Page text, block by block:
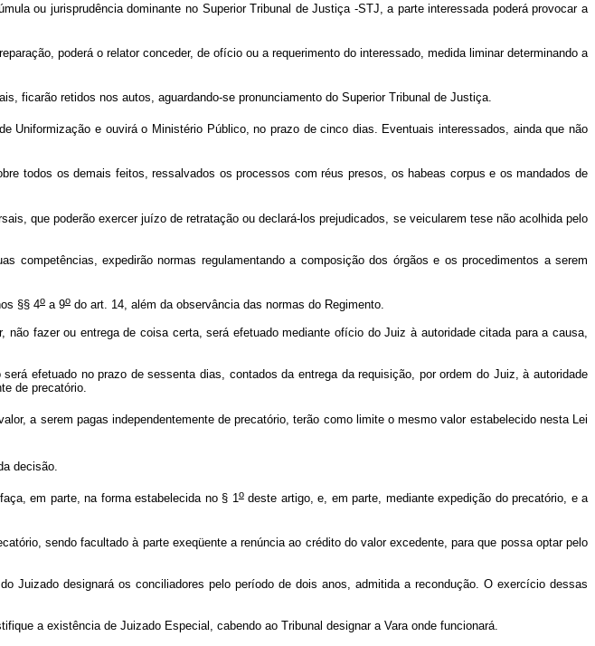
ou jurisprudência dominante no Superior Tribunal de Justiça -STJ, a parte interessada poderá provocar a
poderá o relator conceder, de ofício ou a requerimento do interessado, medida liminar determinando a
ficarão retidos nos autos, aguardando-se pronunciamento do Superior Tribunal de Justiça.
Uniformização e ouvirá o Ministério Público, no prazo de cinco dias. Eventuais interessados, ainda que não
todos os demais feitos, ressalvados os processos com réus presos, os habeas corpus e os mandados de
que poderão exercer juízo de retratação ou declará-los prejudicados, se veicularem tese não acolhida pelo
competências, expedirão normas regulamentando a composição dos órgãos e os procedimentos a serem
§§ 4o a 9o do art. 14, além da observância das normas do Regimento.
fazer ou entrega de coisa certa, será efetuado mediante ofício do Juiz à autoridade citada para a causa,
efetuado no prazo de sessenta dias, contados da entrega da requisição, por ordem do Juiz, à autoridade
de precatório.
a serem pagas independentemente de precatório, terão como limite o mesmo valor estabelecido nesta Lei
decisão.
em parte, na forma estabelecida no § 1odeste artigo, e, em parte, mediante expedição do precatório, e a
sendo facultado à parte exeqüente a renúncia ao crédito do valor excedente, para que possa optar pelo
Juizado designará os conciliadores pelo período de dois anos, admitida a recondução. O exercício dessas
a existência de Juizado Especial, cabendo ao Tribunal designar a Vara onde funcionará.